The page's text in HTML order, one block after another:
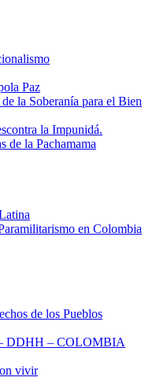
Paz
la Soberanía para el Bien
la Impunidá.
de la Pachamama
en Colombia
de los Pueblos
DDHH – COLOMBIA
vivir